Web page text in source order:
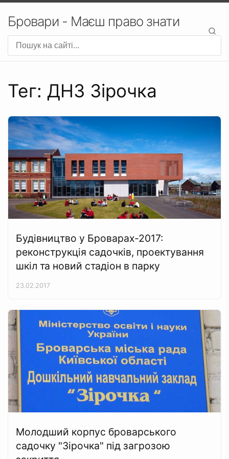
Бровари - Маєш право знати
Тег: ДНЗ Зірочка
Будівництво у Броварах-2017:
реконструкція садочків, проектування
шкіл та новий стадіон в парку
23.02.2017
Молодший корпус броварського
садочку "Зірочка" під загрозою